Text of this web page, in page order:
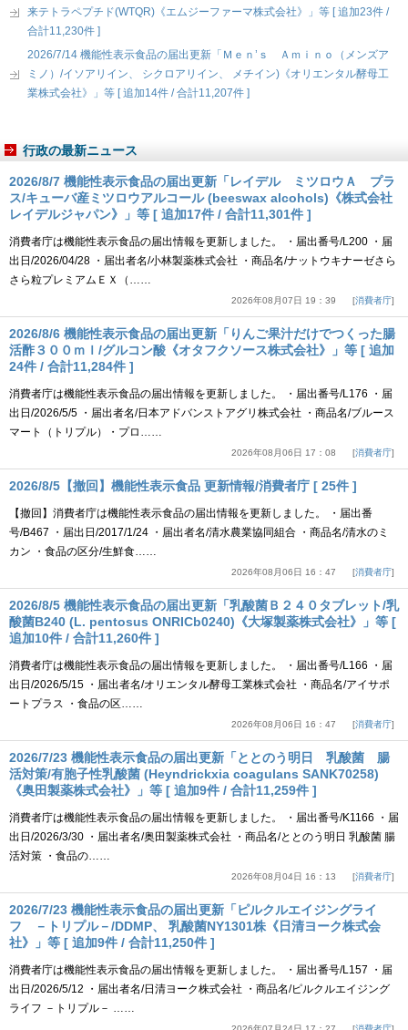
来テトラペプチド(WTQR)《エムジーファーマ株式会社》」等 [ 追加23件 /
合計11,230件 ]
2026/7/14 機能性表示食品の届出更新「Ｍｅｎ’ｓ Ａｍｉｎｏ（メンズア
ミノ）/イソアリイン、 シクロアリイン、 メチイン)《オリエンタル酵母工
業株式会社》」等 [ 追加14件 / 合計11,207件 ]
行政の最新ニュース
2026/8/7 機能性表示食品の届出更新「レイデル ミツロウＡ プラ
ス/キューバ産ミツロウアルコール (beeswax alcohols)《株式会社
レイデルジャパン》」等 [ 追加17件 / 合計11,301件 ]
消費者庁は機能性表示食品の届出情報を更新しました。 ・届出番号/L200 ・届
出日/2026/04/28 ・届出者名/小林製薬株式会社 ・商品名/ナットウキナーゼさら
さら粒プレミアムＥＸ（……
2026年08月07日 19：39 消費者庁
2026/8/6 機能性表示食品の届出更新「りんご果汁だけでつくった腸
活酢３００ｍｌ/グルコン酸《オタフクソース株式会社》」等 [ 追加
24件 / 合計11,284件 ]
消費者庁は機能性表示食品の届出情報を更新しました。 ・届出番号/L176 ・届
出日/2026/5/5 ・届出者名/日本アドバンストアグリ株式会社 ・商品名/ブルース
マート（トリプル）・プロ……
2026年08月06日 17：08 消費者庁
2026/8/5【撤回】機能性表示食品 更新情報/消費者庁 [ 25件 ]
【撤回】消費者庁は機能性表示食品の届出情報を更新しました。 ・届出番
号/B467 ・届出日/2017/1/24 ・届出者名/清水農業協同組合 ・商品名/清水のミ
カン ・食品の区分/生鮮食……
2026年08月06日 16：47 消費者庁
2026/8/5 機能性表示食品の届出更新「乳酸菌Ｂ２４０タブレット/乳
酸菌B240 (L. pentosus ONRICb0240)《大塚製薬株式会社》」等 [
追加10件 / 合計11,260件 ]
消費者庁は機能性表示食品の届出情報を更新しました。 ・届出番号/L166 ・届
出日/2026/5/15 ・届出者名/オリエンタル酵母工業株式会社 ・商品名/アイサポ
ートプラス ・食品の区……
2026年08月06日 16：47 消費者庁
2026/7/23 機能性表示食品の届出更新「ととのう明日 乳酸菌 腸
活対策/有胞子性乳酸菌 (Heyndrickxia coagulans SANK70258)
《奥田製薬株式会社》」等 [ 追加9件 / 合計11,259件 ]
消費者庁は機能性表示食品の届出情報を更新しました。 ・届出番号/K1166 ・届
出日/2026/3/30 ・届出者名/奥田製薬株式会社 ・商品名/ととのう明日 乳酸菌 腸
活対策 ・食品の……
2026年08月04日 16：13 消費者庁
2026/7/23 機能性表示食品の届出更新「ピルクルエイジングライ
フ －トリプル－/DDMP、 乳酸菌NY1301株《日清ヨーク株式会
社》」等 [ 追加9件 / 合計11,250件 ]
消費者庁は機能性表示食品の届出情報を更新しました。 ・届出番号/L157 ・届
出日/2026/5/12 ・届出者名/日清ヨーク株式会社 ・商品名/ピルクルエイジング
ライフ －トリプル－ ……